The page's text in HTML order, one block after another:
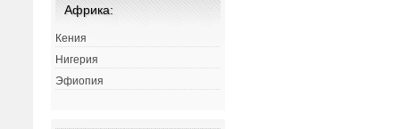
Африка:
Кения
Нигерия
Эфиопия